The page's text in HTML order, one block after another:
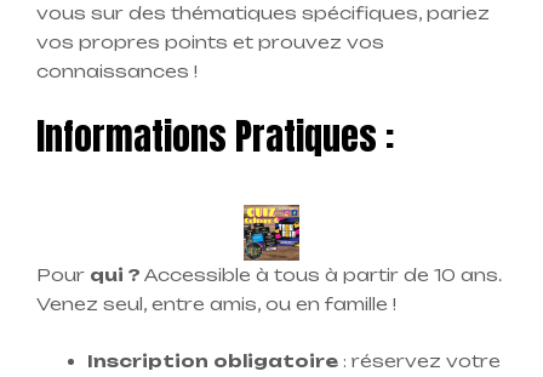
vous sur des thématiques spécifiques, pariez
vos propres points et prouvez vos
connaissances !
Informations Pratiques :
Pour qui ? Accessible à tous à partir de 10 ans.
Venez seul, entre amis, ou en famille !
Inscription obligatoire : réservez votre